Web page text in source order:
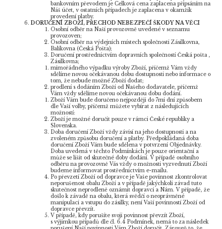
bankovním převodem je Celková cena zaplacena připsáním na
Náš účet, v ostatních případech je zaplacena v okamžik
provedení platby.
DORUČENÍ ZBOŽÍ, PŘECHOD NEBEZPEČÍ ŠKODY NA VĚCI
Osobní odběr na Naší provozovně uvedené v seznamu
provozoven;
Osobní odběr na výdejních místech společnosti Zásilkovna,
Balíkovna (Česká Pošta);
Doručení prostřednictvím dopravních společností Česká pošta ,
Zásilkovna;
mimořádného výpadku výroby Zboží, přičemž Vám vždy
sdělíme novou očekávanou dobu dostupnosti nebo informace o
tom, že nebude možné Zboží dodat;
prodlení s dodáním Zboží od Našeho dodavatele, přičemž
Vám vždy sdělíme novou očekávanou dobu dodání.
Zboží Vám bude doručeno nejpozději do 7mi dní způsobem
dle Vaší volby, přičemž můžete vybírat z následujících
možností:
Zboží je možné doručit pouze v rámci České republiky a
Slovenska.
Doba doručení Zboží vždy závisí na jeho dostupnosti a na
zvoleném způsobu doručení a platby. Předpokládaná doba
doručení Zboží Vám bude sdělena v potvrzení Objednávky.
Doba uvedená v těchto Podmínkách je pouze orientační a
může se lišit od skutečné doby dodání. V případě osobního
odběru na provozovně Vás vždy o možnosti vyzvednutí Zboží
budeme informovat prostřednictvím e-mailu.
Po převzetí Zboží od dopravce je Vaše povinnost zkontrolovat
neporušenost obalu Zboží a v případě jakýchkoli závad tuto
skutečnost neprodleně oznámit dopravci a Nám. V případě, že
došlo k závadě na obalu, která svědčí o neoprávněné
manipulaci a vstupu do zásilky, není Vaší povinností Zboží od
dopravce převzít.
V případě, kdy porušíte svoji povinnost převzít Zboží,
s výjimkou případů dle čl. 6.4 Podmínek, nemá to za následek